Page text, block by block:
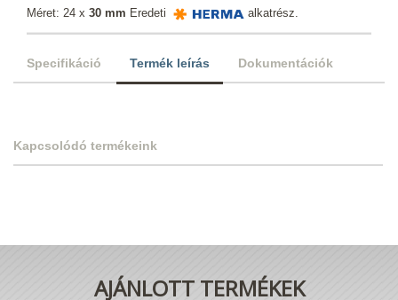
Méret: 24 x 30 mm Eredeti alkatrész.
Specifikáció Termék leírás Dokumentációk
Kapcsolódó termékeink
AJÁNLOTT TERMÉKEK